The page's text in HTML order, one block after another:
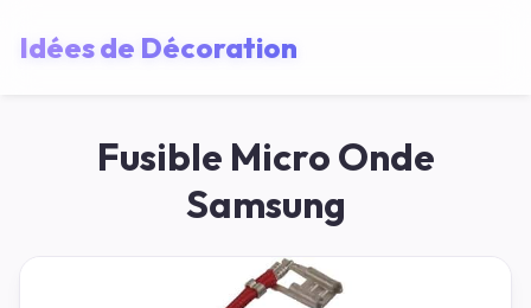
Idées de Décoration
Fusible Micro Onde
Samsung